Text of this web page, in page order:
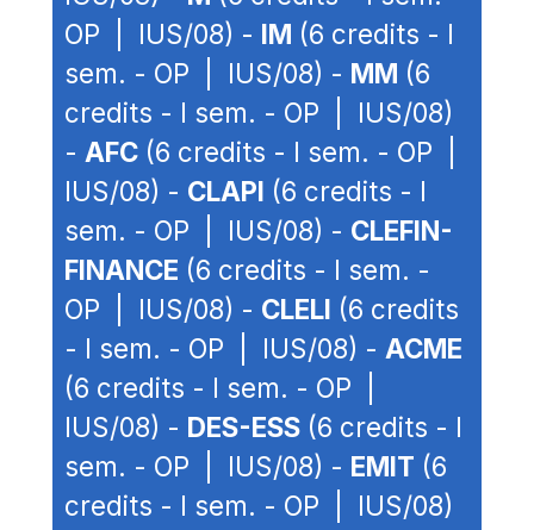
OP | IUS/08) - IM (6 credits - I
sem. - OP | IUS/08) - MM (6
credits - I sem. - OP | IUS/08)
- AFC (6 credits - I sem. - OP |
IUS/08) - CLAPI (6 credits - I
sem. - OP | IUS/08) - CLEFIN-
FINANCE (6 credits - I sem. -
OP | IUS/08) - CLELI (6 credits
- I sem. - OP | IUS/08) - ACME
(6 credits - I sem. - OP |
IUS/08) - DES-ESS (6 credits - I
sem. - OP | IUS/08) - EMIT (6
credits - I sem. - OP | IUS/08)